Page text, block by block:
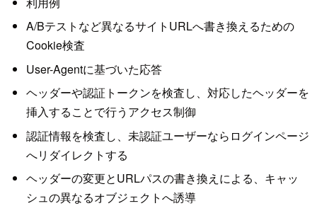
A/Bテストなど異なるサイトURLへ書き換えるための
Cookie検査
User-Agentに基づいた応答
ヘッダーや認証トークンを検査し、対応したヘッダーを
挿入することで行うアクセス制御
認証情報を検査し、未認証ユーザーならログインページ
へリダイレクトする
ヘッダーの変更とURLパスの書き換えによる、キャッ
シュの異なるオブジェクトへ誘導